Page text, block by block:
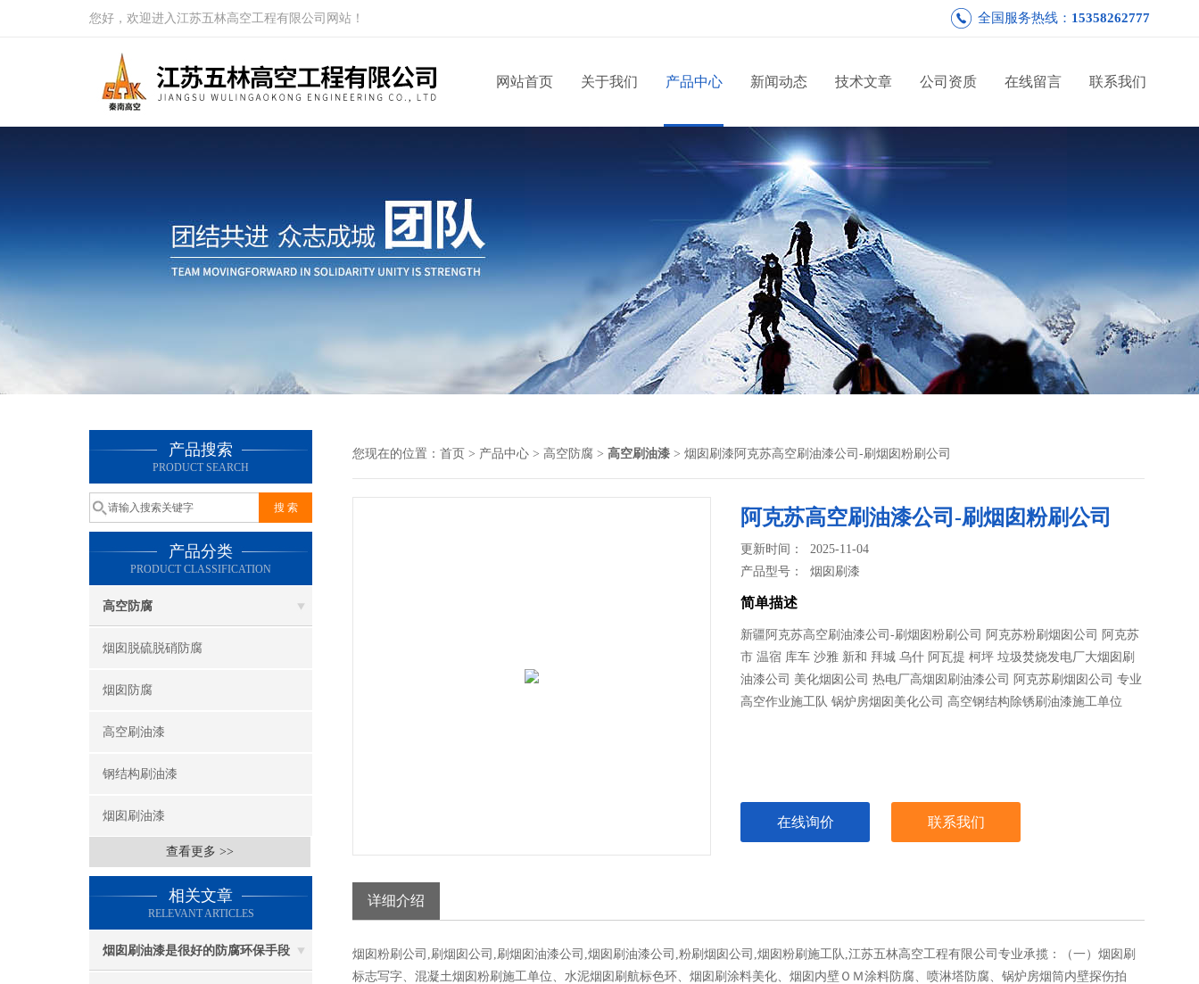
您好，欢迎进入江苏五林高空工程有限公司网站！ 全国服务热线： 15358262777
网站首页 关于我们 产品中心 新闻动态 技术文章 公司资质 在线留言 联系我们
产品搜索
PRODUCT SEARCH
产品分类
PRODUCT CLASSIFICATION
高空防腐
烟囱脱硫脱硝防腐
烟囱防腐
高空刷油漆
钢结构刷油漆
烟囱刷油漆
查看更多 >>
相关文章
RELEVANT ARTICLES
烟囱刷油漆是很好的防腐环保手段
您现在的位置： 首页 > 产品中心 > 高空防腐 > 高空刷油漆 > 烟囱刷漆阿克苏高空刷油漆公司-刷烟囱粉刷公司
阿克苏高空刷油漆公司-刷烟囱粉刷公司
更新时间： 2025-11-04
产品型号：烟囱刷漆
简单描述
新疆阿克苏高空刷油漆公司-刷烟囱粉刷公司 阿克苏粉刷烟囱公司 阿克苏
市 温宿 库车 沙雅 新和 拜城 乌什 阿瓦提 柯坪 垃圾焚烧发电厂大烟囱刷
油漆公司 美化烟囱公司 热电厂高烟囱刷油漆公司 阿克苏刷烟囱公司 专业
高空作业施工队 锅炉房烟囱美化公司 高空钢结构除锈刷油漆施工单位
在线询价 联系我们
详细介绍
烟囱粉刷公司,刷烟囱公司,刷烟囱油漆公司,烟囱刷油漆公司,粉刷烟囱公司,烟囱粉刷施工队,江苏五林高空工程有限公司专业承揽：（一）烟囱刷
标志写字、混凝土烟囱粉刷施工单位、水泥烟囱刷航标色环、烟囱刷涂料美化、烟囱内壁ＯＭ涂料防腐、喷淋塔防腐、锅炉房烟筒内壁探伤拍